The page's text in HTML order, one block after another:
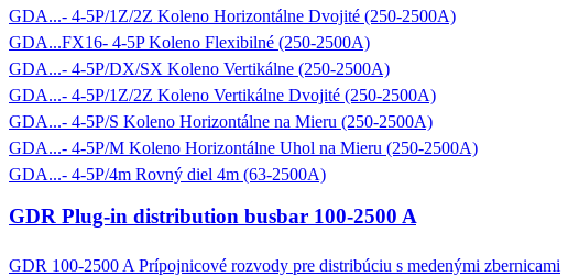
GDA...- 4-5P/1Z/2Z Koleno Horizontálne Dvojité (250-2500A)
GDA...FX16- 4-5P Koleno Flexibilné (250-2500A)
GDA...- 4-5P/DX/SX Koleno Vertikálne (250-2500A)
GDA...- 4-5P/1Z/2Z Koleno Vertikálne Dvojité (250-2500A)
GDA...- 4-5P/S Koleno Horizontálne na Mieru (250-2500A)
GDA...- 4-5P/M Koleno Horizontálne Uhol na Mieru (250-2500A)
GDA...- 4-5P/4m Rovný diel 4m (63-2500A)
GDR Plug-in distribution busbar 100-2500 A
GDR 100-2500 A Prípojnicové rozvody pre distribúciu s medenými zbernicami